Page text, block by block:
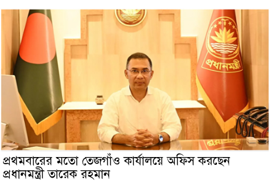
প্রথমবারের মতো তেজগাঁও কার্যালয়ে অফিস করছেন
প্রধানমন্ত্রী তারেক রহমান